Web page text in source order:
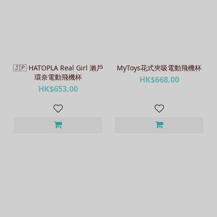
🇯🇵 HATOPLA Real Girl 瀨戶
環奈電動飛機杯
HK$653.00
MyToys花式夾吸電動飛機杯
HK$668.00